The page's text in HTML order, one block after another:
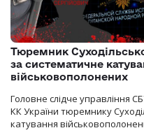
Тюремник
за систематичне
військовополонених
Головне слідче управління
КК України тюремнику
катування